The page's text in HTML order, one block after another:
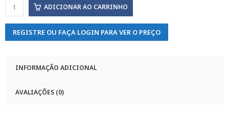
ADICIONAR AO CARRINHO
REGISTRE OU FAÇA LOGIN PARA VER O PREÇO
INFORMAÇÃO ADICIONAL
AVALIAÇÕES (0)